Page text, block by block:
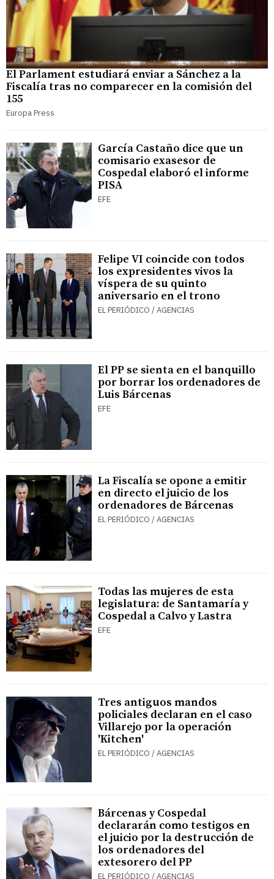
El Parlament estudiará enviar a Sánchez a la
Fiscalía tras no comparecer en la comisión del
155
Europa Press
García Castaño dice que un
comisario exasesor de
Cospedal elaboró el informe
PISA
EFE
Felipe VI coincide con todos
los expresidentes vivos la
víspera de su quinto
aniversario en el trono
EL PERIÓDICO / AGENCIAS
El PP se sienta en el banquillo
por borrar los ordenadores de
Luis Bárcenas
EFE
La Fiscalía se opone a emitir
en directo el juicio de los
ordenadores de Bárcenas
EL PERIÓDICO / AGENCIAS
Todas las mujeres de esta
legislatura: de Santamaría y
Cospedal a Calvo y Lastra
EFE
Tres antiguos mandos
policiales declaran en el caso
Villarejo por la operación
'Kitchen'
EL PERIÓDICO / AGENCIAS
Bárcenas y Cospedal
declararán como testigos en
el juicio por la destrucción de
los ordenadores del
extesorero del PP
EL PERIÓDICO / AGENCIAS